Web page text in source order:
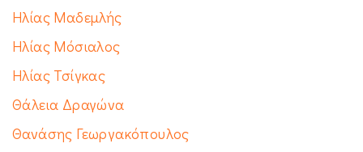
Ηλίας Μαδεμλής
Ηλίας Μόσιαλος
Ηλίας Τσίγκας
Θάλεια Δραγώνα
Θανάσης Γεωργακόπουλος